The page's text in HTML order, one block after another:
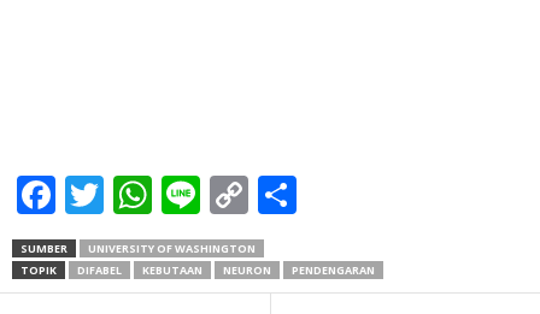
Facebook
Twitter
WhatsApp
LineCopy
Link
SUMBER
UNIVERSITY OF WASHINGTON
TOPIK
DIFABEL KEBUTAAN NEURON PENDENGARAN